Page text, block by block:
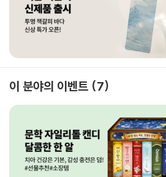
이 분야의 이벤트 7